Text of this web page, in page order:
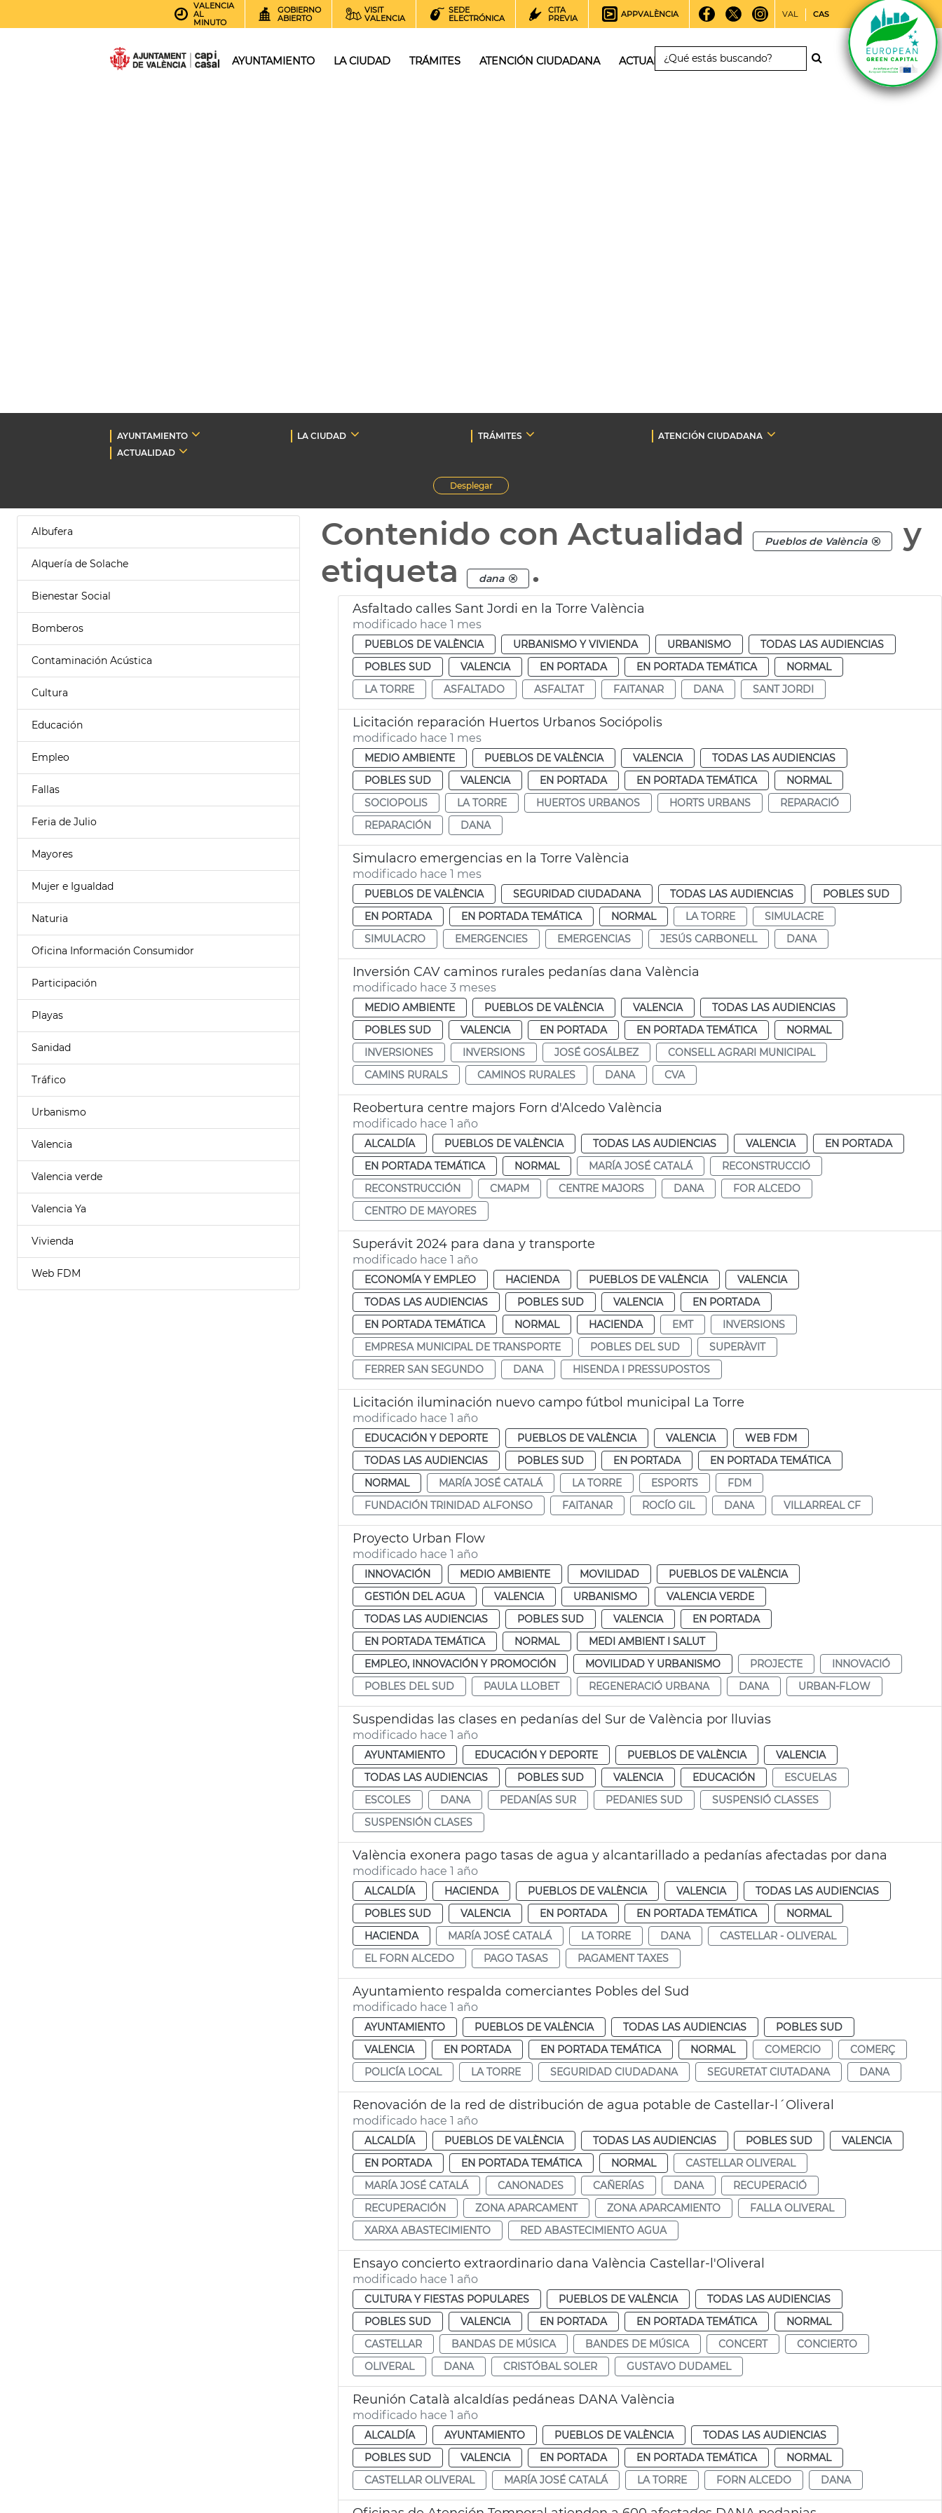
VALENCIA
AL
MINUTO
GOBIERNO
ABIERTO
VISIT
VALENCIA
SEDE
ELECTRÓNICA
CITA
PREVIA
APPVALÈNCIA VAL CAS
AYUNTAMIENTO LA CIUDAD TRÁMITES ATENCIÓN CIUDADANA ACTUALIDAD
AYUNTAMIENTO LA CIUDAD TRÁMITES
ATENCIÓN CIUDADANA
ACTUALIDAD
Desplegar
Albufera
Alquería de Solache
Bienestar Social
Bomberos
Contaminación Acústica
Cultura
Educación
Empleo
Fallas
Feria de Julio
Mayores
Mujer e Igualdad
Naturia
Oficina Información Consumidor
Participación
Playas
Sanidad
Tráfico
Urbanismo
Valencia
Valencia verde
Valencia Ya
Vivienda
Web FDM
Contenido con Actualidad Pueblos de València
y
etiqueta
dana .
Asfaltado calles Sant Jordi en la Torre València
modificado hace 1 mes
PUEBLOS DE VALÈNCIA URBANISMO Y VIVIENDA URBANISMO
TODAS LAS AUDIENCIAS
POBLES SUD
VALENCIA EN PORTADA EN PORTADA TEMÁTICA
NORMAL
LA TORRE
ASFALTADO ASFALTAT FAITANAR DANA SANT JORDI
Licitación reparación Huertos Urbanos Sociópolis
modificado hace 1 mes
MEDIO AMBIENTE PUEBLOS DE VALÈNCIA VALENCIA
TODAS LAS AUDIENCIAS
POBLES SUD
VALENCIA EN PORTADA EN PORTADA TEMÁTICA
NORMAL
SOCIOPOLIS
LA TORRE HUERTOS URBANOS HORTS URBANS
REPARACIÓ
REPARACIÓN
DANA
Simulacro emergencias en la Torre València
modificado hace 1 mes
PUEBLOS DE VALÈNCIA SEGURIDAD CIUDADANA TODAS LAS AUDIENCIAS
POBLES SUD
EN PORTADA
EN PORTADA TEMÁTICA NORMAL LA TORRE
SIMULACRE
SIMULACRO
EMERGENCIES EMERGENCIAS JESÚS CARBONELL DANA
Inversión CAV caminos rurales pedanías dana València
modificado hace 3 meses
MEDIO AMBIENTE PUEBLOS DE VALÈNCIA VALENCIA
TODAS LAS AUDIENCIAS
POBLES SUD
VALENCIA EN PORTADA EN PORTADA TEMÁTICA
NORMAL
INVERSIONES
INVERSIONS JOSÉ GOSÁLBEZ
CONSELL AGRARI MUNICIPAL
CAMINS RURALS
CAMINOS RURALES DANA CVA
Reobertura centre majors Forn d'Alcedo València
modificado hace 1 año
ALCALDÍA PUEBLOS DE VALÈNCIA TODAS LAS AUDIENCIAS VALENCIA
EN PORTADA
EN PORTADA TEMÁTICA
NORMAL MARÍA JOSÉ CATALÁ
RECONSTRUCCIÓ
RECONSTRUCCIÓN
CMAPM CENTRE MAJORS DANA
FOR ALCEDO
CENTRO DE MAYORES
Superávit 2024 para dana y transporte
modificado hace 1 año
ECONOMÍA Y EMPLEO HACIENDA PUEBLOS DE VALÈNCIA
VALENCIA
TODAS LAS AUDIENCIAS
POBLES SUD VALENCIA
EN PORTADA
EN PORTADA TEMÁTICA
NORMAL HACIENDA EMT
INVERSIONS
EMPRESA MUNICIPAL DE TRANSPORTE
POBLES DEL SUD
SUPERÀVIT
FERRER SAN SEGUNDO
DANA HISENDA I PRESSUPOSTOS
Licitación iluminación nuevo campo fútbol municipal La Torre
modificado hace 1 año
EDUCACIÓN Y DEPORTE PUEBLOS DE VALÈNCIA VALENCIA
WEB FDM
TODAS LAS AUDIENCIAS
POBLES SUD EN PORTADA
EN PORTADA TEMÁTICA
NORMAL
MARÍA JOSÉ CATALÁ LA TORRE ESPORTS
FDM
FUNDACIÓN TRINIDAD ALFONSO
FAITANAR ROCÍO GIL DANA VILLARREAL CF
Proyecto Urban Flow
modificado hace 1 año
INNOVACIÓN MEDIO AMBIENTE MOVILIDAD
PUEBLOS DE VALÈNCIA
GESTIÓN DEL AGUA
VALENCIA URBANISMO
VALENCIA VERDE
TODAS LAS AUDIENCIAS
POBLES SUD VALENCIA
EN PORTADA
EN PORTADA TEMÁTICA
NORMAL
MEDI AMBIENT I SALUT
EMPLEO, INNOVACIÓN Y PROMOCIÓN
MOVILIDAD Y URBANISMO PROJECTE
INNOVACIÓ
POBLES DEL SUD
PAULA LLOBET REGENERACIÓ URBANA DANA URBAN-FLOW
Suspendidas las clases en pedanías del Sur de València por lluvias
modificado hace 1 año
AYUNTAMIENTO EDUCACIÓN Y DEPORTE PUEBLOS DE VALÈNCIA
VALENCIA
TODAS LAS AUDIENCIAS
POBLES SUD VALENCIA EDUCACIÓN
ESCUELAS
ESCOLES
DANA PEDANÍAS SUR PEDANIES SUD
SUSPENSIÓ CLASSES
SUSPENSIÓN CLASES
València exonera pago tasas de agua y alcantarillado a pedanías afectadas por dana
modificado hace 1 año
ALCALDÍA HACIENDA PUEBLOS DE VALÈNCIA VALENCIA
TODAS LAS AUDIENCIAS
POBLES SUD
VALENCIA EN PORTADA EN PORTADA TEMÁTICA
NORMAL
HACIENDA
MARÍA JOSÉ CATALÁ LA TORRE DANA
CASTELLAR - OLIVERAL
EL FORN ALCEDO
PAGO TASAS PAGAMENT TAXES
Ayuntamiento respalda comerciantes Pobles del Sud
modificado hace 1 año
AYUNTAMIENTO PUEBLOS DE VALÈNCIA TODAS LAS AUDIENCIAS
POBLES SUD
VALENCIA
EN PORTADA EN PORTADA TEMÁTICA NORMAL COMERCIO
COMERÇ
POLICÍA LOCAL
LA TORRE SEGURIDAD CIUDADANA SEGURETAT CIUTADANA DANA
Renovación de la red de distribución de agua potable de Castellar-l´Oliveral
modificado hace 1 año
ALCALDÍA PUEBLOS DE VALÈNCIA TODAS LAS AUDIENCIAS POBLES SUD
VALENCIA
EN PORTADA
EN PORTADA TEMÁTICA NORMAL
CASTELLAR OLIVERAL
MARÍA JOSÉ CATALÁ
CANONADES CAÑERÍAS DANA
RECUPERACIÓ
RECUPERACIÓN
ZONA APARCAMENT ZONA APARCAMIENTO
FALLA OLIVERAL
XARXA ABASTECIMIENTO
RED ABASTECIMIENTO AGUA
Ensayo concierto extraordinario dana València Castellar-l'Oliveral
modificado hace 1 año
CULTURA Y FIESTAS POPULARES PUEBLOS DE VALÈNCIA
TODAS LAS AUDIENCIAS
POBLES SUD
VALENCIA EN PORTADA EN PORTADA TEMÁTICA
NORMAL
CASTELLAR
BANDAS DE MÚSICA BANDES DE MÚSICA CONCERT
CONCIERTO
OLIVERAL
DANA CRISTÓBAL SOLER GUSTAVO DUDAMEL
Reunión Català alcaldías pedáneas DANA València
modificado hace 1 año
ALCALDÍA AYUNTAMIENTO PUEBLOS DE VALÈNCIA
TODAS LAS AUDIENCIAS
POBLES SUD
VALENCIA EN PORTADA EN PORTADA TEMÁTICA
NORMAL
CASTELLAR OLIVERAL
MARÍA JOSÉ CATALÁ LA TORRE FORN ALCEDO DANA